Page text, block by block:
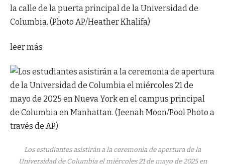
la calle de la puerta principal de la Universidad de
Columbia. (Photo AP/Heather Khalifa)
leer más
Los estudiantes asistirán a la ceremonia de apertura de la
Universidad de Columbia el miércoles 21 de mayo de 2025 en